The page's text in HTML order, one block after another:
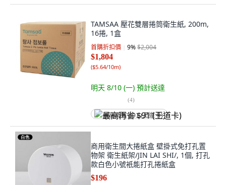
TAMSAA 壓花雙層捲筒衛生紙, 200m,
16捲, 1盒
首購折扣價 9%$2,004
$1,804
($5.64/10m)
明天 8/10 (一) 預計送達
(4)
最高再省 $91 (王道卡)
商用衛生間大捲紙盒 壁掛式免打孔置
物架 衛生紙架/JIN LAI SHI/, 1個, 打孔
款白色小號衹能打孔捲紙盒
$196